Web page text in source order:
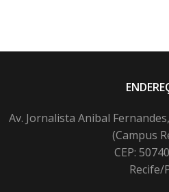
Av. Jornalista Anibal
(Campus
CEP:
Recife/